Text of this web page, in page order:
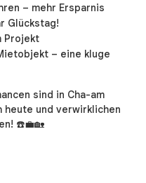
– mehr Ersparnis
Glückstag!
Projekt
– eine kluge
sind in Cha-am
heute und verwirklichen
☎️💼🏡